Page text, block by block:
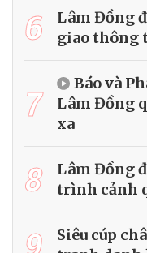
6
Lâm Đồng
giao thông
7
Báo và
Lâm Đồng
xa
8
Lâm Đồng
trình cảnh
Siêu cúp